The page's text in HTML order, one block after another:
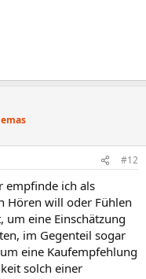
#12
empfinde ich als
Hören will oder Fühlen
um eine Einschätzung
im Gegenteil sogar
eine Kaufempfehlung
solch einer